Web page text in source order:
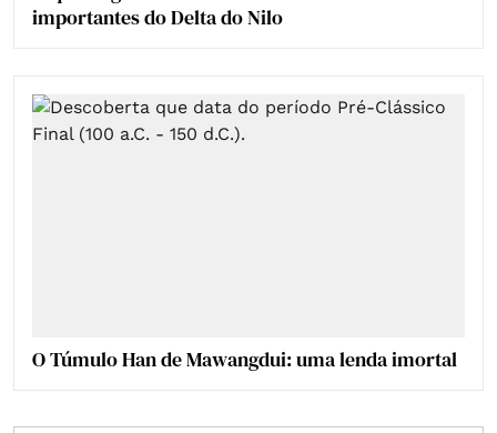
importantes do Delta do Nilo
O Túmulo Han de Mawangdui: uma lenda imortal